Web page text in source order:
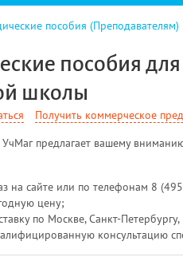
пособия (Преподавателям)
пособия
школы
Получить коммерческое
УчМаг предлагает вашему
на сайте или по телефонам 8
цену;
по Москве, Санкт-
консультацию